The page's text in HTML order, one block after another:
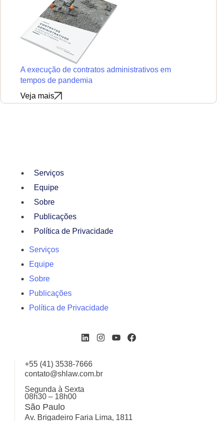
A execução de contratos administrativos em
tempos de pandemia
Veja mais
Serviços
Equipe
Sobre
Publicações
Política de Privacidade
Serviços
Equipe
Sobre
Publicações
Política de Privacidade
+55 (41) 3538-7666
contato@shlaw.com.br
Segunda à Sexta
08h30 – 18h00
São Paulo
Av. Brigadeiro Faria Lima, 1811